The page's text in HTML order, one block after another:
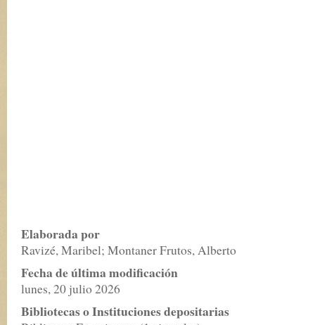
Elaborada por
Ravizé, Maribel; Montaner Frutos, Alberto
Fecha de última modificación
lunes, 20 julio 2026
Bibliotecas o Instituciones depositarias